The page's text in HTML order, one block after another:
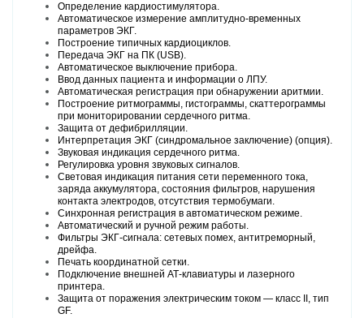
Определение кардиостимулятора.
Автоматическое измерение амплитудно-временных
параметров ЭКГ.
Построение типичных кардиоциклов.
Передача ЭКГ на ПК (USB).
Автоматическое выключение прибора.
Ввод данных пациента и информации о ЛПУ.
Автоматическая регистрация при обнаружении аритмии.
Построение ритмограммы, гистограммы, скаттерограммы
при мониторировании сердечного ритма.
Защита от дефибрилляции.
Интерпретация ЭКГ (синдромальное заключение) (опция).
Звуковая индикация сердечного ритма.
Регулировка уровня звуковых сигналов.
Световая индикация питания сети переменного тока,
заряда аккумулятора, состояния фильтров, нарушения
контакта электродов, отсутствия термобумаги.
Синхронная регистрация в автоматическом режиме.
Автоматический и ручной режим работы.
Фильтры ЭКГ-сигнала: сетевых помех, антитреморный,
дрейфа.
Печать координатной сетки.
Подключение внешней АТ-клавиатуры и лазерного
принтера.
Защита от поражения электрическим током — класс II, тип
GF.